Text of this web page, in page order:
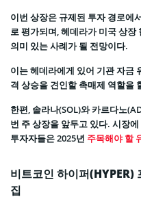
이번 상장은 규제된 투자 경로에
로 평가되며, 헤데라가 미국 상장
의미 있는 사례가 될 전망이다.
이는 헤데라에게 있어 기관 자금
격 상승을 견인할 촉매제 역할을
한편, 솔라나(SOL)와 카르다노
번 주 상장을 앞두고 있다. 시장
투자자들은 2025년 주목해야 할
비트코인 하이퍼(HYPER)
집